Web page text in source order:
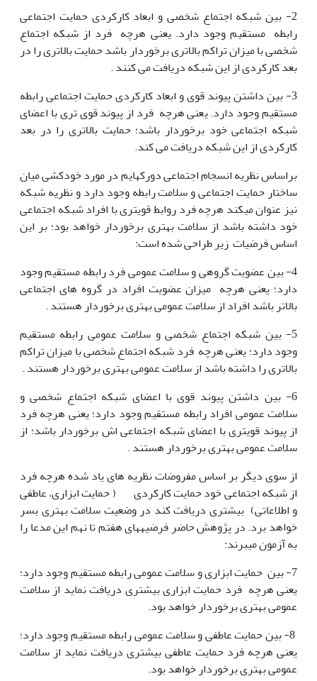
2- بین شبکه اجتماع شخصی و ابعاد کارکردی حمایت اجتماعی
رابطه مستقیم وجود دارد. یعنی هرچه فرد از شبکه اجتماع
شخصی با میزان تراکم بالاتری برخوردار باشد حمایت بالاتری را در
بعد کارکردی از این شبکه دریافت می کنند .
3- بین داشتن پیوند قوی و ابعاد کارکردی حمایت اجتماعی رابطه
مستقیم وجود دارد. یعنی هرچه فرد از پیوند قوی تری با اعضای
شبکه اجتماعی خود برخوردار باشد؛ حمایت بالاتری را در بعد
کارکردی از این شبکه دریافت می کند.
براساس نظریه انسجام اجتماعی دورکهایم در مورد خودکشی میان
ساختار حمایت اجتماعی و سلامت رابطه وجود دارد و نظریه شبکه
نیز عنوان می­کند هرچه فرد روابط قوی­تری با افراد شبکه اجتماعی
خود داشته باشد از سلامت بهتری برخوردار خواهد بود؛ بر این
اساس فرضیات زیر طراحی شده است:
4- بین عضویت گروهی و سلامت عمومی فرد رابطه مستقیم وجود
دارد؛ یعنی هرچه میزان عضویت افراد در گروه های اجتماعی
بالاتر باشد افراد از سلامت عمومی بهتری برخوردار هستند .
5- بین شبکه اجتماع شخصی و سلامت عمومی رابطه مستقیم
وجود دارد؛ یعنی هرچه فرد شبکه اجتماع شخصی با میزان تراکم
بالاتری را داشته باشد از سلامت عمومی بهتری برخوردار هستند .
6- بین داشتن پیوند قوی با اعضای شبکه اجتماع شخصی و
سلامت عمومی افراد رابطه مستقیم وجود دارد؛ یعنی هرچه فرد
از پیوند قوی­تری با اعضای شبکه اجتماعی اش برخوردار باشد؛ از
سلامت عمومی بهتری برخوردار هستند .
از سوی دیگر بر اساس مفروضات نظریه های یاد شده هرچه فرد
از شبکه اجتماعی خود حمایت کارکردی ( حمایت ابزاری، عاطفی
و اطلاعاتی) بیشتری دریافت کند در وضعیت سلامت بهتری بسر
خواهد برد. در پژوهش حاضر فرضیه­های هفتم تا نهم این مدعا را
به آزمون می­برند:
7- بین حمایت ابزاری و سلامت عمومی رابطه مستقیم وجود دارد؛
یعنی هرچه فرد حمایت ابزاری بیشتری دریافت نماید از سلامت
عمومی بهتری برخوردار خواهد بود.
8- بین حمایت عاطفی و سلامت عمومی رابطه مستقیم وجود دارد؛
یعنی هرچه فرد حمایت عاطفی بیشتری دریافت نماید از سلامت
عمومی بهتری برخوردار خواهد بود.